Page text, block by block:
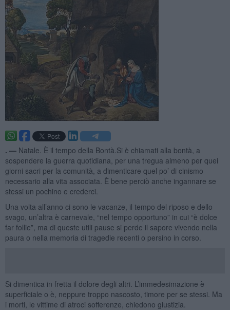
. — Natale. È il tempo della Bontà.Si è chiamati alla bontà, a
sospendere la guerra quotidiana, per una tregua almeno per quei
giorni sacri per la comunità, a dimenticare quel po’ di cinismo
necessario alla vita associata. È bene perciò anche ingannare se
stessi un pochino e crederci.
Una volta all’anno ci sono le vacanze, il tempo del riposo e dello
svago, un’altra è carnevale, “nel tempo opportuno” in cui “è dolce
far follie”, ma di queste utili pause si perde il sapore vivendo nella
paura o nella memoria di tragedie recenti o persino in corso.
Si dimentica in fretta il dolore degli altri. L’immedesimazione è
superficiale o è, neppure troppo nascosto, timore per se stessi. Ma
i morti, le vittime di atroci sofferenze, chiedono giustizia.